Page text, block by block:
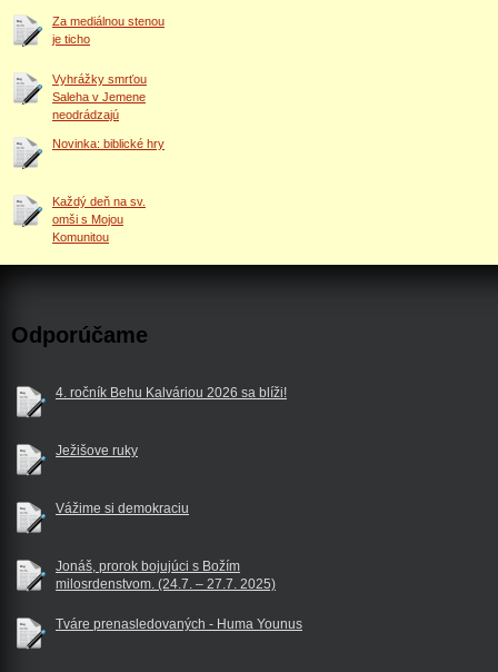
Za mediálnou stenou
je ticho
Vyhrážky smrťou
Saleha v Jemene
neodrádzajú
Novinka: biblické hry
Každý deň na sv.
omši s Mojou
Komunitou
Odporúčame
4. ročník Behu Kalváriou 2026 sa blíži!
Ježišove ruky
Vážime si demokraciu
Jonáš, prorok bojujúci s Božím
milosrdenstvom. (24.7. – 27.7. 2025)
Tváre prenasledovaných - Huma Younus